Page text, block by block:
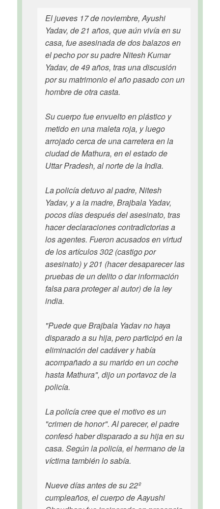
El jueves 17 de noviembre, Ayushi
Yadav, de 21 años, que aún vivía en su
casa, fue asesinada de dos balazos en
el pecho por su padre Nitesh Kumar
Yadav, de 49 años, tras una discusión
por su matrimonio el año pasado con un
hombre de otra casta.
Su cuerpo fue envuelto en plástico y
metido en una maleta roja, y luego
arrojado cerca de una carretera en la
ciudad de Mathura, en el estado de
Uttar Pradesh, al norte de la India.
La policía detuvo al padre, Nitesh
Yadav, y a la madre, Brajbala Yadav,
pocos días después del asesinato, tras
hacer declaraciones contradictorias a
los agentes. Fueron acusados en virtud
de los artículos 302 (castigo por
asesinato) y 201 (hacer desaparecer las
pruebas de un delito o dar información
falsa para proteger al autor) de la ley
india.
"Puede que Brajbala Yadav no haya
disparado a su hija, pero participó en la
eliminación del cadáver y había
acompañado a su marido en un coche
hasta Mathura", dijo un portavoz de la
policía.
La policía cree que el motivo es un
"crimen de honor". Al parecer, el padre
confesó haber disparado a su hija en su
casa. Según la policía, el hermano de la
víctima también lo sabía.
Nueve días antes de su 22º
cumpleaños, el cuerpo de Aayushi